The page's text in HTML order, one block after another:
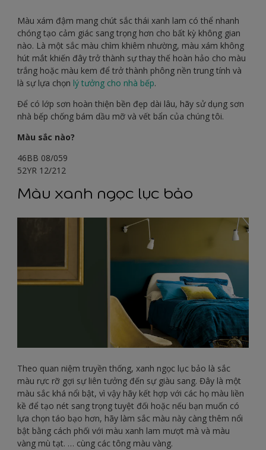
Màu xám đậm mang chút sắc thái xanh lam có thể nhanh
chóng tạo cảm giác sang trọng hơn cho bất kỳ không gian
nào. Là một sắc màu chìm khiêm nhường, màu xám không
hút mắt khiến đây trở thành sự thay thế hoàn hảo cho màu
trắng hoặc màu kem để trở thành phông nền trung tính và
là sự lựa chọn lý tưởng cho nhà bếp.
Để có lớp sơn hoàn thiện bền đẹp dài lâu, hãy sử dụng sơn
nhà bếp chống bám dầu mỡ và vết bẩn của chúng tôi.
Màu sắc nào?
46BB 08/059
52YR 12/212
Màu xanh ngọc lục bảo
Theo quan niệm truyền thống, xanh ngọc lục bảo là sắc
màu rực rỡ gợi sự liên tưởng đến sự giàu sang. Đây là một
màu sắc khá nổi bật, vì vậy hãy kết hợp với các họ màu liền
kề để tạo nét sang trọng tuyệt đối hoặc nếu bạn muốn có
lựa chọn táo bạo hơn, hãy làm sắc màu này càng thêm nổi
bật bằng cách phối với màu xanh lam mượt mà và màu
vàng mù tạt. … cùng các tông màu vàng.